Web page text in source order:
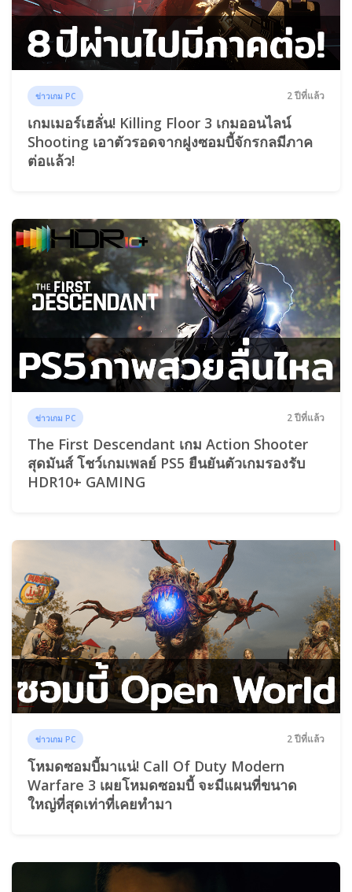
ข่าวเกม PC 2 ปีที่แล้ว
เกมเมอร์เฮลั่น! Killing Floor 3 เกมออนไลน์
Shooting เอาตัวรอดจากฝูงซอมบี้จักรกลมีภาค
ต่อแล้ว!
ข่าวเกม PC 2 ปีที่แล้ว
The First Descendant เกม Action Shooter
สุดมันส์ โชว์เกมเพลย์ PS5 ยืนยันตัวเกมรองรับ
HDR10+ GAMING
ข่าวเกม PC 2 ปีที่แล้ว
โหมดซอมบี้มาแน่! Call Of Duty Modern
Warfare 3 เผยโหมดซอมบี้ จะมีแผนที่ขนาด
ใหญ่ที่สุดเท่าที่เคยทำมา